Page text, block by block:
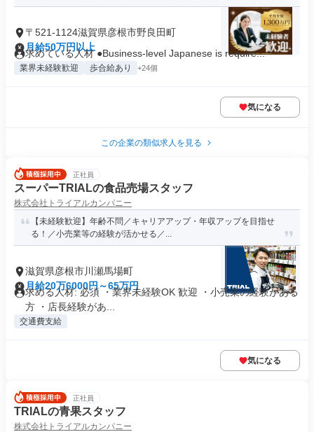
〒521-1124滋賀県彦根市野良田町
月給50万円以上
求めている人材 ●Business-level Japanese is require...
業界未経験歓迎 歩合給あり +24個
気になる
この企業の類似求人を見る
正社員
スーパーTRIALの食品売場スタッフ
株式会社トライアルカンパニー
【未経験歓迎】年齢不問／キャリアアップ・年収アップを目指せ
る！／小売業等の経験が活かせる／...
滋賀県彦根市川瀬馬場町
月給20万6000円～65万円
求める人材: 必須 ・業界未経験OK 歓迎 ・小売業の経験がある
方 ・店長経験があ...
交通費支給
気になる
正社員
TRIALの青果スタッフ
株式会社トライアルカンパニー